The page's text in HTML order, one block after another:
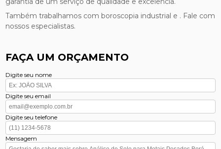
Também trabalhamos com boroscopia industrial e . Fale com
nossos especialistas.
FAÇA UM ORÇAMENTO
Digite seu nome
Digite seu email
Digite seu telefone
Mensagem